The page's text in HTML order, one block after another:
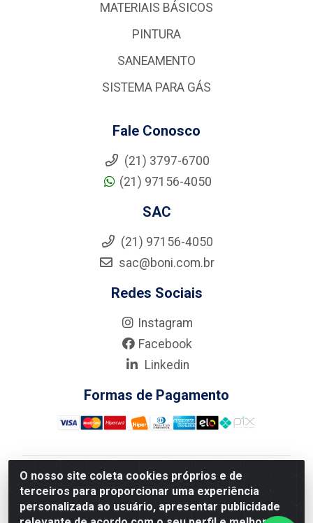
O nosso site coleta cookies próprios e de
terceiros para proporcionar uma experiência
personalizada ao usuário, apresentar publicidade
MATERIAIS BÁSICOS
PINTURA
SANEAMENTO
SISTEMA PARA GÁS
Fale Conosco
(21) 3797-6700
(21) 97156-4050
SAC
(21) 97156-4050
sac@boni.com.br
Redes Sociais
Instagram
Facebook
Linkedin
Formas de Pagamento
Nova Boni Distribuidora de Material de Construção LTDA
- Rua Alice Tibiriçá, 330 - Vila Da Penha, Rio de
Janeiro/RJ - CEP: 21.210-110 - CNPJ: 11.003.135/0001-